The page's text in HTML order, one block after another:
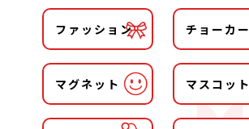
ファッション チョーカー
マグネット マスコット